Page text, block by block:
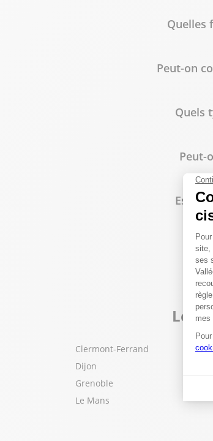
Quelles
Peut-on
Quels
Peut-
Est-il
Les
Clermont-Ferrand
Dijon
Grenoble
Le Mans